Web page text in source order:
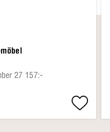
27 157:-